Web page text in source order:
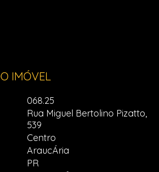
IMÓVEL
068.25
Rua Miguel Bertolino Pizatto,
539
Centro
AraucÁria
PR